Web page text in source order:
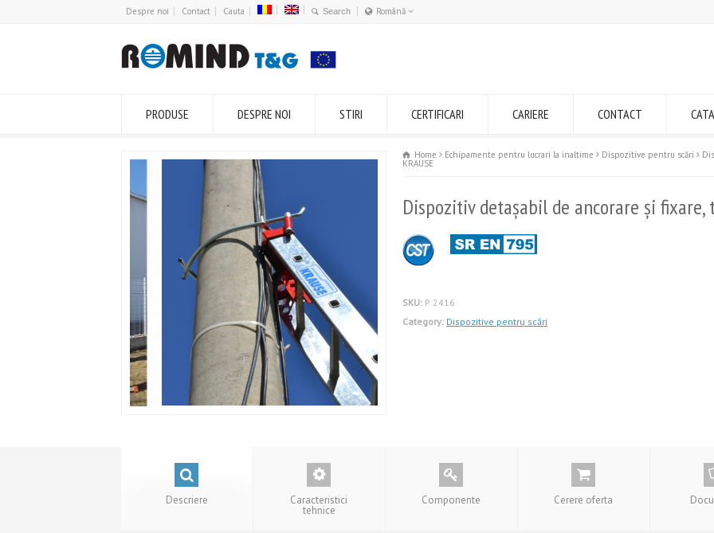
Despre noi Contact Cauta
Română
PRODUSE DESPRE NOI STIRI CERTIFICARI CARIERE CONTACT
Home Echipamente pentru lucrari la inaltime Dispozitive pentru scări
KRAUSE
Dispozitiv detașabil de ancorare şi fixare,
SKU: P 2416
Category: Dispozitive pentru scări
Descriere Caracteristici
tehnice
Componente Cerere oferta